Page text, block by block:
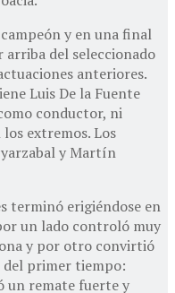
y en una final
arriba del seleccionado
anteriores.
Luis De la Fuente
conductor, ni
extremos. Los
y Martín
terminó erigiéndose en
un lado controló muy
y por otro convirtió
del primer tiempo:
un remate fuerte y